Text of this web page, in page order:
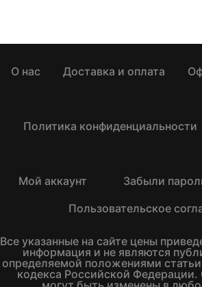
О нас Доставка и оплата
Политика конфиденциальности
Мой аккаунт Забыли
Пользовательское
Все указанные на сайте цены
информация и не являются
определяемой положениями
кодекса Российской Федерации.